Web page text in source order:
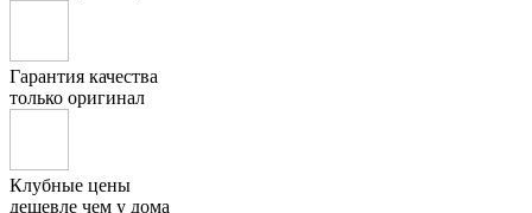
Гарантия качества
только оригинал
Клубные цены
дешевле чем у дома